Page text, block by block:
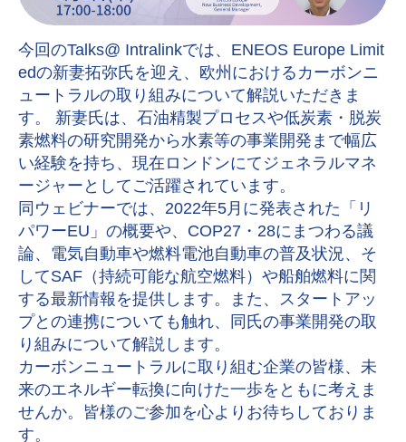
今回のTalks@ Intralinkでは、ENEOS Europe Limit
edの新妻拓弥氏を迎え、欧州におけるカーボンニ
ュートラルの取り組みについて解説いただきま
す。 新妻氏は、石油精製プロセスや低炭素・脱炭
素燃料の研究開発から水素等の事業開発まで幅広
い経験を持ち、現在ロンドンにてジェネラルマネ
ージャーとしてご活躍されています。
同ウェビナーでは、2022年5月に発表された「リ
パワーEU」の概要や、COP27・28にまつわる議
論、電気自動車や燃料電池自動車の普及状況、そ
してSAF（持続可能な航空燃料）や船舶燃料に関
する最新情報を提供します。また、スタートアッ
プとの連携についても触れ、同氏の事業開発の取
り組みについて解説します。
カーボンニュートラルに取り組む企業の皆様、未
来のエネルギー転換に向けた一歩をともに考えま
せんか。皆様のご参加を心よりお待ちしておりま
す。